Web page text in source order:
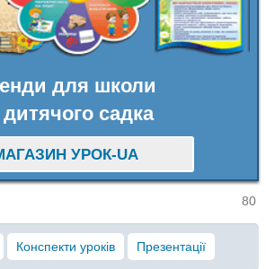
для школи
дитячого садка
УРОК-UA
80
Конспекти уроків Презентації